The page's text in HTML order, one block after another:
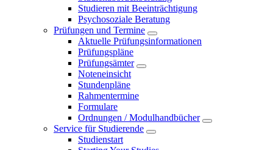
Studieren mit Beeinträchtigung
Psychosoziale Beratung
Prüfungen und Termine
Aktuelle Prüfungsinformationen
Prüfungspläne
Prüfungsämter
Noteneinsicht
Stundenpläne
Rahmentermine
Formulare
Ordnungen / Modulhandbücher
Service für Studierende
Studienstart